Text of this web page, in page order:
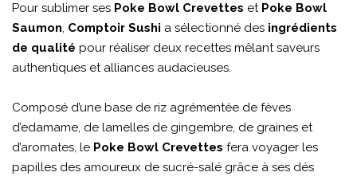
Pour sublimer ses Poke Bowl Crevettes et Poke Bowl
Saumon, Comptoir Sushi a sélectionné des ingrédients
de qualité pour réaliser deux recettes mêlant saveurs
authentiques et alliances audacieuses.
Composé d’une base de riz agrémentée de fèves
d’edamame, de lamelles de gingembre, de graines et
d’aromates, le Poke Bowl Crevettes fera voyager les
papilles des amoureux de sucré-salé grâce à ses dés